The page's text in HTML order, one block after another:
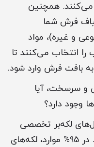
می‌کنند. همچنین
فرش شما
و غیره)، مواد
انتخاب می‌کنند تا
بافت فرش وارد شود.
و سرسخت، آیا
وجود دارد؟
لکه‌بر تخصصی
برای رفع لکه‌ها استفاده می‌کنیم. در 95% موارد، لکه‌های